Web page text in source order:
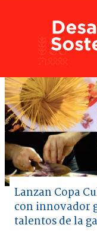
Lanzan Copa
con innovador
talentos de la